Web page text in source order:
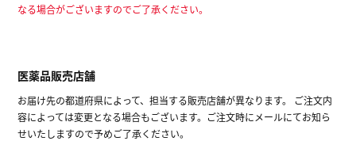
なる場合がございますのでご了承ください。
医薬品販売店舗
お届け先の都道府県によって、担当する販売店舗が異なります。 ご注文内
容によっては変更となる場合もございます。ご注文時にメールにてお知ら
せいたしますので予めご了承ください。